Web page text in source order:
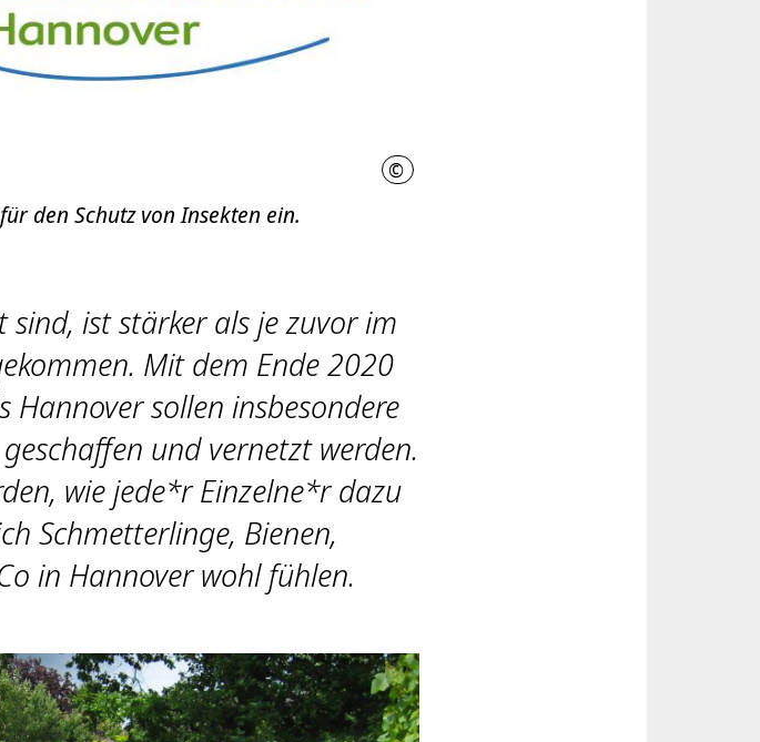
© LHH
den Schutz von Insekten ein.
sind, ist stärker als je zuvor im
Mit dem Ende 2020
sollen insbesondere
und vernetzt werden.
wie jede*r Einzelne*r dazu
Schmetterlinge, Bienen,
in Hannover wohl fühlen.